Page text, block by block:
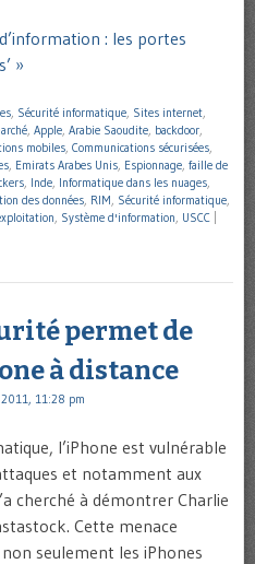
: les portes
»
, Sécurité informatique, Sites internet,
, Apple, Arabie Saoudite, backdoor,
mobiles, Communications sécurisées,
, Emirats Arabes Unis, Espionnage, faille de
, Inde, Informatique dans les nuages,
des données, RIM, Sécurité informatique,
, Système d'information, USCC
permet de
à distance
11:28 pm
l’iPhone est vulnérable
et notamment aux
cherché à démontrer Charlie
Cette menace
seulement les iPhones